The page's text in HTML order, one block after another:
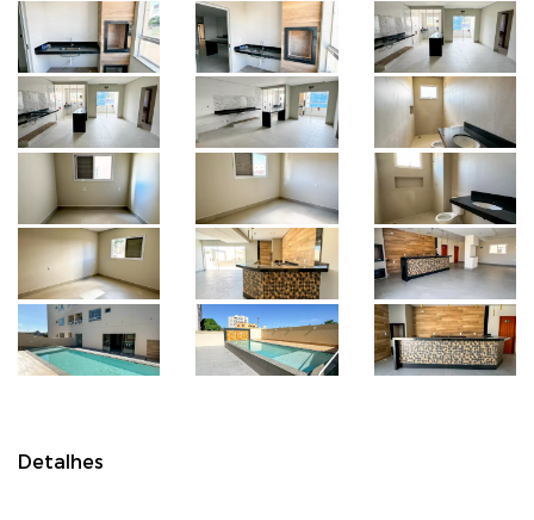
Detalhes